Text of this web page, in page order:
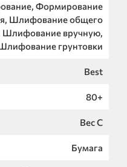
Формирование
Шлифование общего
Шлифование вручную,
грунтовки
Best
80+
Вес С
Бумага